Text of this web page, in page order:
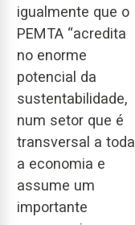
igualmente que o
PEMTA “acredita
no enorme
potencial da
sustentabilidade,
num setor que é
transversal a toda
a economia e
assume um
importante